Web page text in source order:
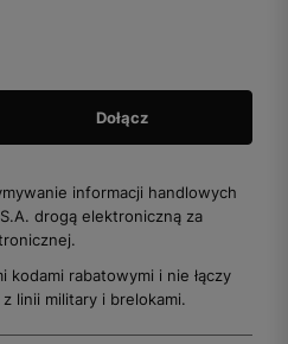
informacji handlowych
drogą elektroniczną za
kodami rabatowymi i nie łączy
linii military i brelokami.